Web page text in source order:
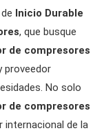
Inicio Durable
, que busque
de compresores
proveedor
No solo
de compresores
internacional de la